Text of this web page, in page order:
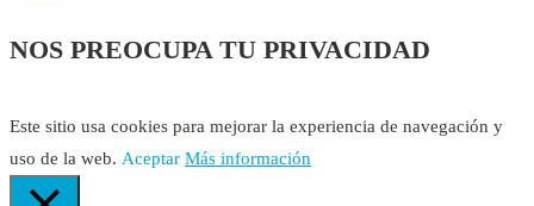
NOS PREOCUPA TU PRIVACIDAD
Este sitio usa cookies para mejorar la experiencia de navegación y
uso de la web. Aceptar Más información